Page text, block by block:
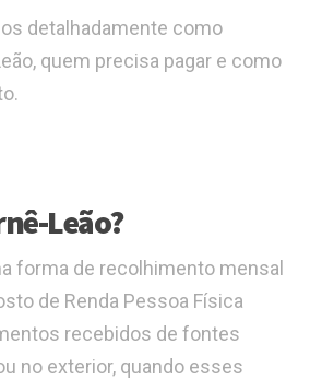
detalhadamente como
quem precisa pagar e como
Leão?
forma de recolhimento mensal
de Renda Pessoa Física
recebidos de fontes
no exterior, quando esses